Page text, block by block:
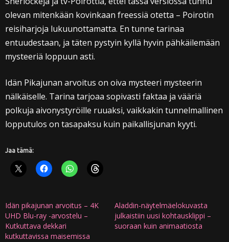
olevan mitenkään kovinkaan freessiä otetta – Poirotin
reisiharjoja lukuunottamatta. En tunne tarinaa
entuudestaan, ja täten pystyin kyllä hyvin pähkäilemään
mysteeriä loppuun asti.
Idän Pikajunan arvoitus on oiva mysteeri mysteerin
nälkäiselle. Tarina tarjoaa sopivasti faktaa ja vääriä
polkuja aivonystyröille ruuaksi, vaikkakin tunnelmallinen
lopputulos on tasapaksu kuin paikallisjunan kyyti.
Jaa tämä:
Idän pikajunan arvoitus – 4K
UHD Blu-ray -arvostelu –
Kutkuttava dekkari
kutkuttavissa maisemissa
Aladdin-näytelmäelokuvasta
julkaistiin uusi kohtausklippi –
suoraan kuin animaatiosta